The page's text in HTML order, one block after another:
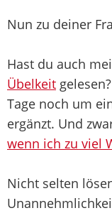
Nun zu deiner
Hast du auch
Übelkeit
Tage noch um
ergänzt. Und
wenn ich zu viel
Nicht selten